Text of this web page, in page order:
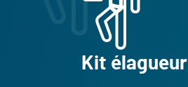
Kit élagueur